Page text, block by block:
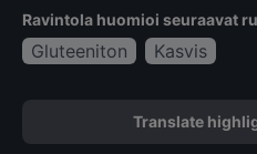
Ravintola huomioi seuraavat
Gluteeniton Kasvis
Translate